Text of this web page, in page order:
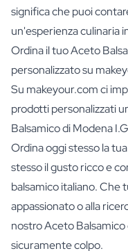
significa che puoi
un'esperienza culinaria
Ordina il tuo Aceto
personalizzato su
Su makeyour.com ci
prodotti personalizzati
Balsamico di Modena
Ordina oggi stesso la
stesso il gusto ricco e
balsamico italiano. Che
appassionato o alla
nostro Aceto Balsamico
sicuramente colpo.